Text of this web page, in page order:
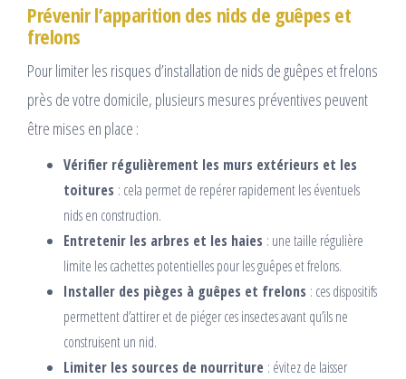
Prévenir l’apparition des nids de guêpes et
frelons
Pour limiter les risques d’installation de nids de guêpes et frelons
près de votre domicile, plusieurs mesures préventives peuvent
être mises en place :
Vérifier régulièrement les murs extérieurs et les
toitures : cela permet de repérer rapidement les éventuels
nids en construction.
Entretenir les arbres et les haies : une taille régulière
limite les cachettes potentielles pour les guêpes et frelons.
Installer des pièges à guêpes et frelons : ces dispositifs
permettent d’attirer et de piéger ces insectes avant qu’ils ne
construisent un nid.
Limiter les sources de nourriture : évitez de laisser